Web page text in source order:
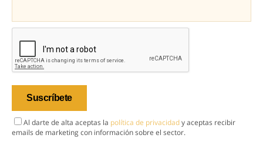
Al darte de alta aceptas la política de privacidady aceptas recibir
emails de marketing con información sobre el sector.